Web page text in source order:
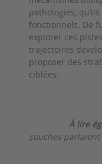
pathologies,
fonctionnels. De
explorer ces
trajectoires
proposer des
ciblées.
À lire
souches parlaient